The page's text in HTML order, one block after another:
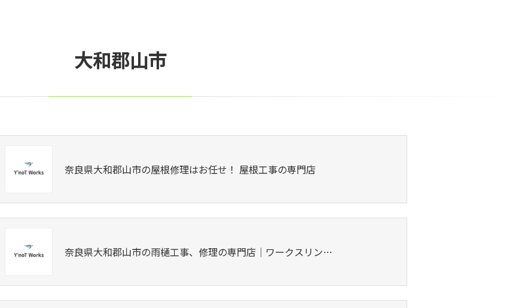
大和郡山市
奈良県大和郡山市の屋根修理はお任せ！ 屋根工事の専門店
奈良県大和郡山市の雨樋工事、修理の専門店｜ワークスリン…